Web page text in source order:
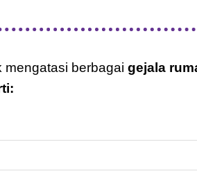
mengatasi berbagai gejala